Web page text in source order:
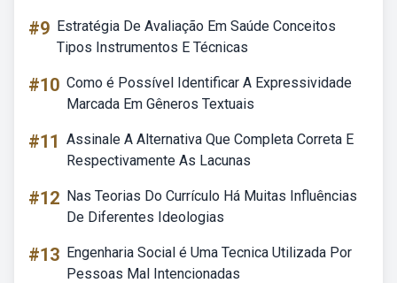
#9 Estratégia De Avaliação Em Saúde Conceitos
Tipos Instrumentos E Técnicas
#10 Como é Possível Identificar A Expressividade
Marcada Em Gêneros Textuais
#11 Assinale A Alternativa Que Completa Correta E
Respectivamente As Lacunas
#12 Nas Teorias Do Currículo Há Muitas Influências
De Diferentes Ideologias
#13 Engenharia Social é Uma Tecnica Utilizada Por
Pessoas Mal Intencionadas